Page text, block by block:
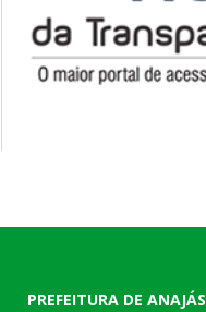
PREFEITURA DE ANAJÁS